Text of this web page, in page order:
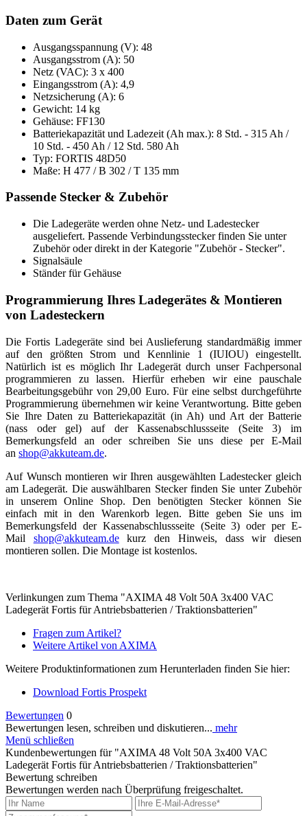
Daten zum Gerät
Ausgangsspannung (V): 48
Ausgangsstrom (A): 50
Netz (VAC): 3 x 400
Eingangsstrom (A): 4,9
Netzsicherung (A): 6
Gewicht: 14 kg
Gehäuse: FF130
Batteriekapazität und Ladezeit (Ah max.): 8 Std. - 315 Ah /
10 Std. - 450 Ah / 12 Std. 580 Ah
Typ: FORTIS 48D50
Maße: H 477 / B 302 / T 135 mm
Passende Stecker & Zubehör
Die Ladegeräte werden ohne Netz- und Ladestecker
ausgeliefert. Passende Verbindungsstecker finden Sie unter
Zubehör oder direkt in der Kategorie "Zubehör - Stecker".
Signalsäule
Ständer für Gehäuse
Programmierung Ihres Ladegerätes & Montieren
von Ladesteckern
Die Fortis Ladegeräte sind bei Auslieferung standardmäßig immer
auf den größten Strom und Kennlinie 1 (IUIOU) eingestellt.
Natürlich ist es möglich Ihr Ladegerät durch unser Fachpersonal
programmieren zu lassen. Hierfür erheben wir eine pauschale
Bearbeitungsgebühr von 29,00 Euro. Für eine selbst durchgeführte
Programmierung übernehmen wir keine Verantwortung. Bitte geben
Sie Ihre Daten zu Batteriekapazität (in Ah) und Art der Batterie
(nass oder gel) auf der Kassenabschlussseite (Seite 3) im
Bemerkungsfeld an oder schreiben Sie uns diese per E-Mail
an shop@akkuteam.de.
Auf Wunsch montieren wir Ihren ausgewählten Ladestecker gleich
am Ladegerät. Die auswählbaren Stecker finden Sie unter Zubehör
in unserem Online Shop. Den benötigten Stecker können Sie
einfach mit in den Warenkorb legen. Bitte geben Sie uns im
Bemerkungsfeld der Kassenabschlussseite (Seite 3) oder per E-
Mail shop@akkuteam.dekurz den Hinweis, dass wir diesen
montieren sollen. Die Montage ist kostenlos.
Verlinkungen zum Thema "AXIMA 48 Volt 50A 3x400 VAC
Ladegerät Fortis für Antriebsbatterien / Traktionsbatterien"
Fragen zum Artikel?
Weitere Artikel von AXIMA
Weitere Produktinformationen zum Herunterladen finden Sie hier:
Download Fortis Prospekt
Bewertungen 0
Bewertungen lesen, schreiben und diskutieren... mehr
Menü schließen
Kundenbewertungen für "AXIMA 48 Volt 50A 3x400 VAC
Ladegerät Fortis für Antriebsbatterien / Traktionsbatterien"
Bewertung schreiben
Bewertungen werden nach Überprüfung freigeschaltet.